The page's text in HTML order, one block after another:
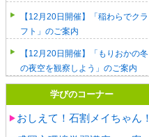
【12月20日開催】「稲わらでクラ
フト」のご案内
【12月20日開催】「もりおかの冬
の夜空を観察しよう」のご案内
学びのコーナー
おしえて！石割メイちゃん！